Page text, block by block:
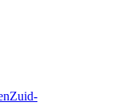
Zuid-